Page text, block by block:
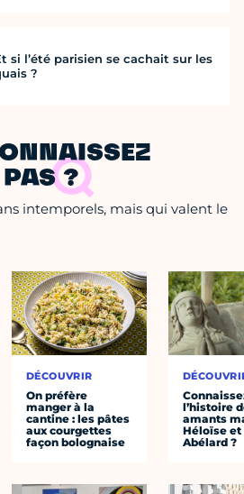
si l’été parisien se cachait sur les
?
?
intemporels, mais qui valent le
DÉCOUVRIR
On préfère
manger à la
cantine : les pâtes
aux courgettes
façon bolognaise
l’histoire
amants
Héloïse et
Abélard ?